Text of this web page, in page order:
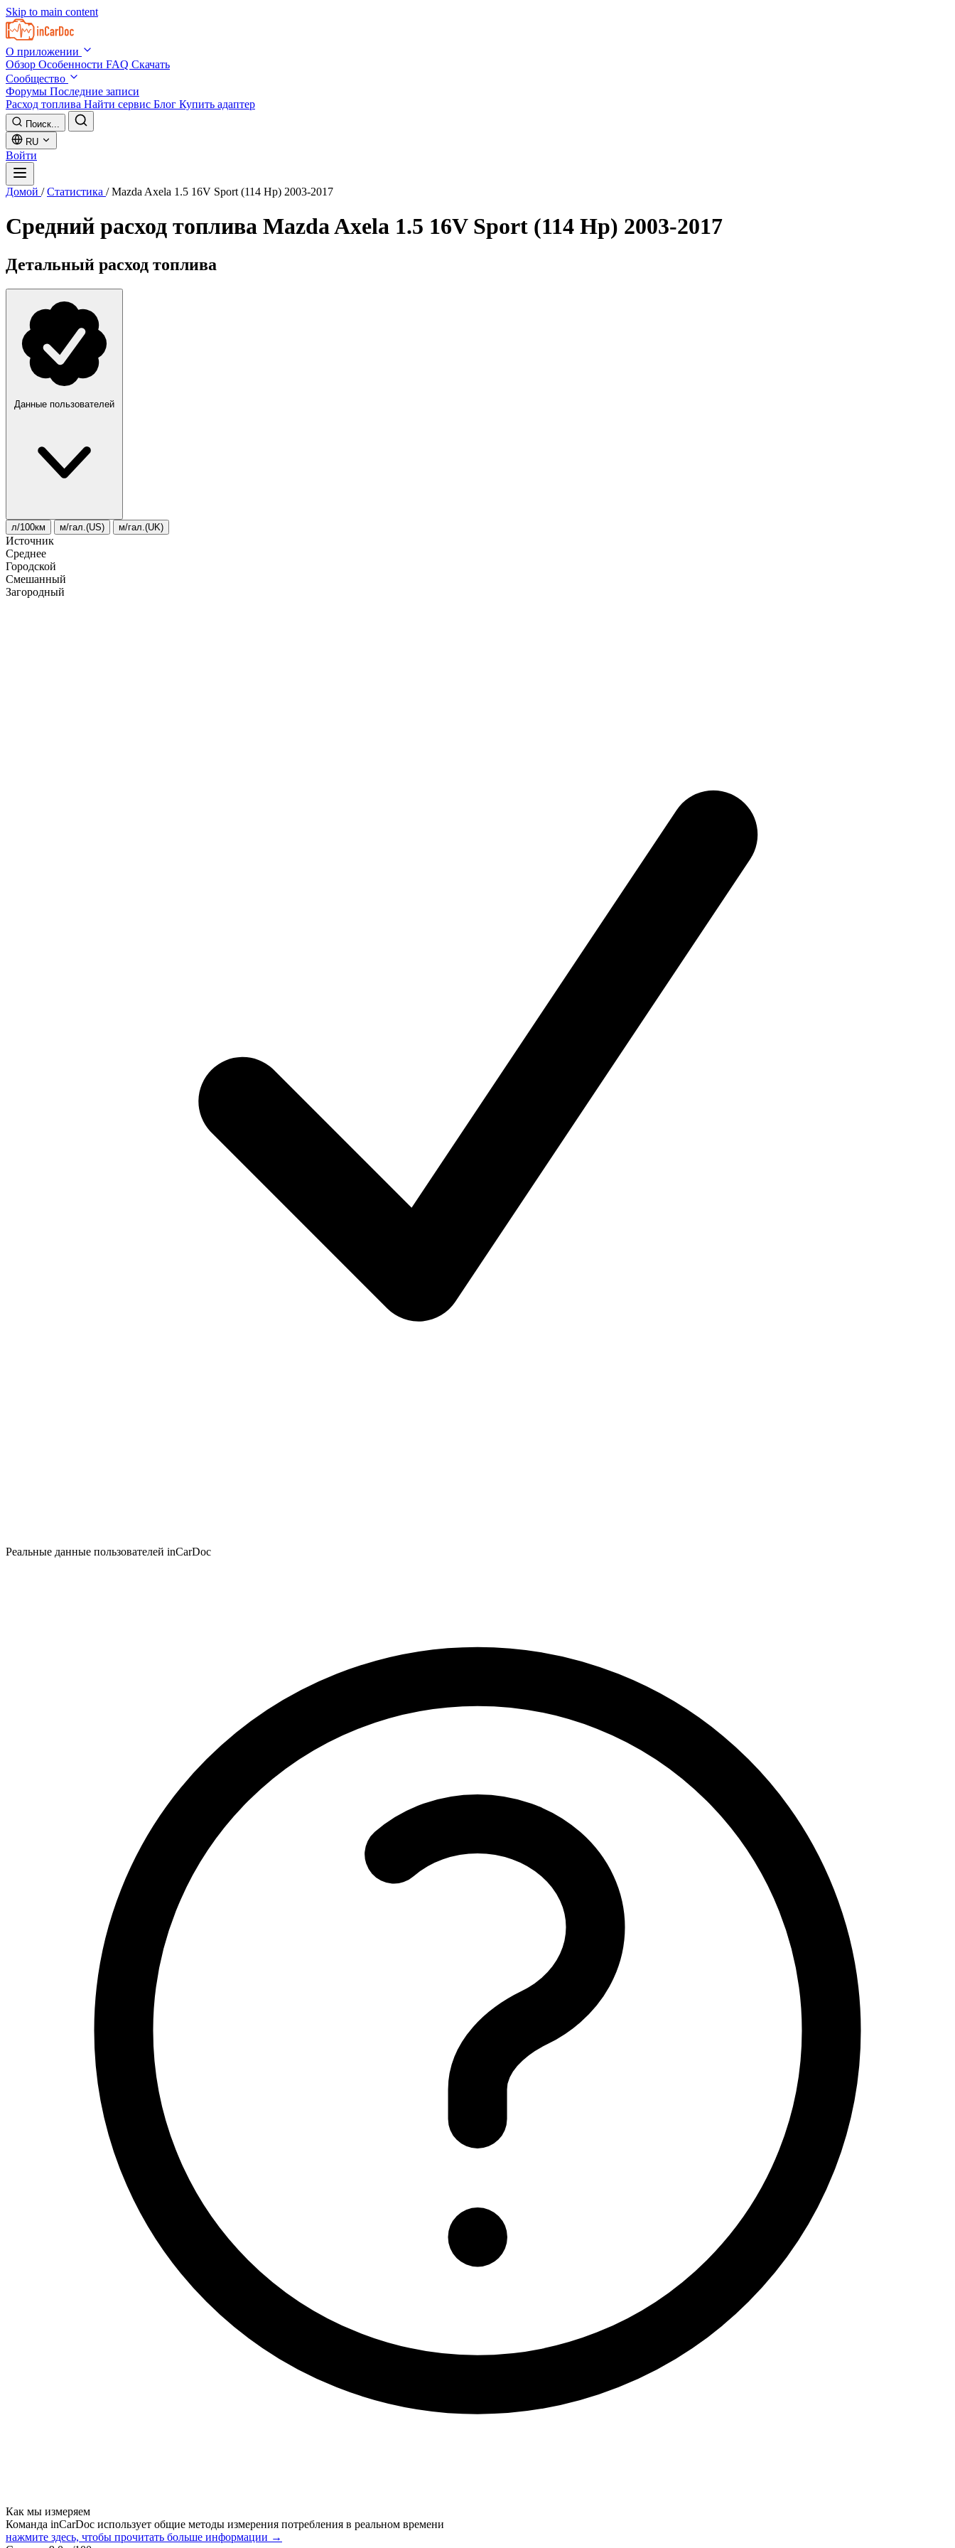
Skip to main content
О приложении
Обзор Особенности FAQ Скачать
Сообщество
Форумы Последние записи
Расход топлива Найти сервис Блог Купить адаптер
Поиск...
RU
Войти
Домой / Статистика / Mazda Axela 1.5 16V Sport (114 Hp) 2003-2017
Средний расход топлива Mazda Axela 1.5 16V Sport (114 Hp) 2003-2017
Детальный расход топлива
Данные пользователей
л/100км м/гал.(US) м/гал.(UK)
Источник
Среднее
Городской
Смешанный
Загородный
Реальные данные пользователей inCarDoc
Как мы измеряем
Команда inCarDoc использует общие методы измерения потребления в реальном времени
нажмите здесь, чтобы прочитать больше информации →